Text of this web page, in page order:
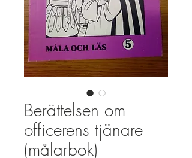
Berättelsen om
officerens tjänare
(målarbok)